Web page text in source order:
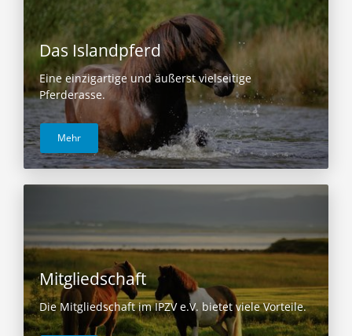
Das Islandpferd
Eine einzigartige und äußerst vielseitige
Pferderasse.
Mehr
Mitgliedschaft
Die Mitgliedschaft im IPZV e.V. bietet viele Vorteile.